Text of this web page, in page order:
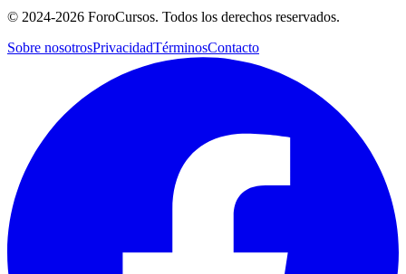
© 2024-2026 ForoCursos. Todos los derechos reservados.
Sobre nosotrosPrivacidadTérminosContacto